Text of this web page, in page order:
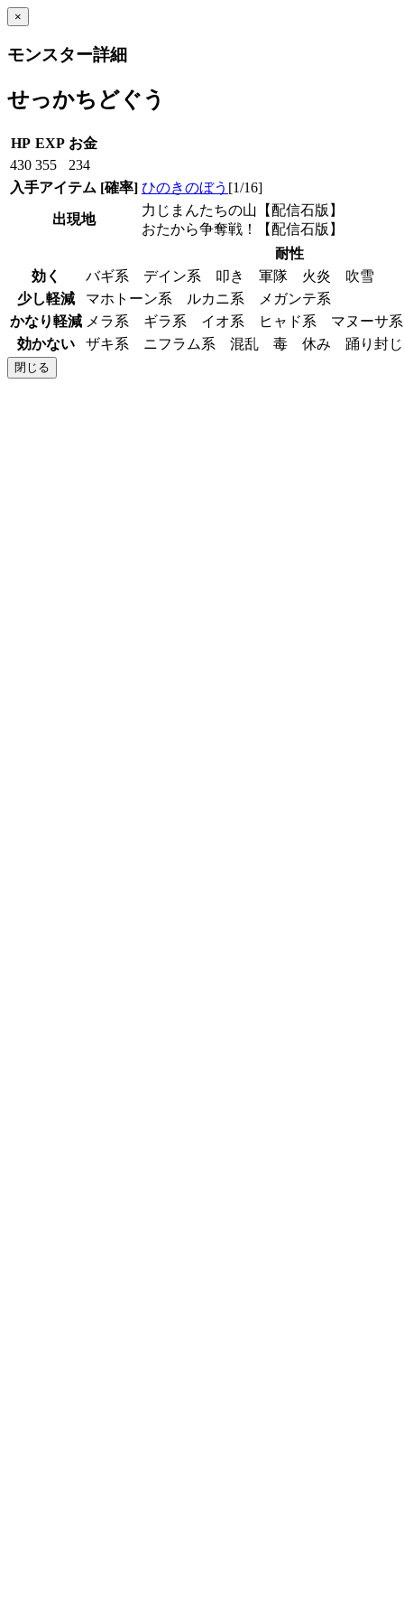
×
モンスター詳細
せっかちどぐう
HP EXP お金
430 355
234
入手アイテム [確率] ひのきのぼう [1/16]
出現地
力じまんたちの山【配信石版】
おたから争奪戦！【配信石版】
耐性
効く
バギ系 デイン系 叩き 軍隊 火炎 吹雪
少し軽減
マホトーン系 ルカニ系 メガンテ系
かなり軽減 メラ系 ギラ系 イオ系 ヒャド系 マヌー
効かない
ザキ系 ニフラム系 混乱 毒 休み 踊り封
閉じる